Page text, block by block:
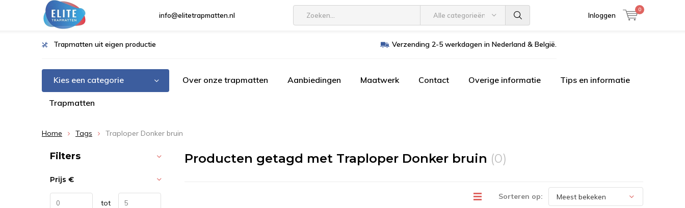
info@elitetrapmatten.nl Alle categorieën Inloggen
0
Trapmatten uit eigen productie Verzending 2-5 werkdagen in Nederland & België.
Kies een categorie Over onze trapmatten Aanbiedingen Maatwerk Contact Overige informatie Tips en informatie
Trapmatten
Home Tags Traploper Donker bruin
Producten getagd met Traploper Donker bruin (0)
Sorteren op:
Sorteren op:
Filters
Prijs €
tot